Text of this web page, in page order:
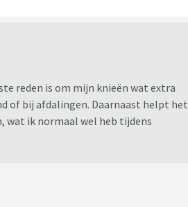
reden is om mijn knieën wat extra
of bij afdalingen. Daarnaast helpt het
wat ik normaal wel heb tijdens